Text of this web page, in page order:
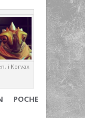
i Korvax
POCHE